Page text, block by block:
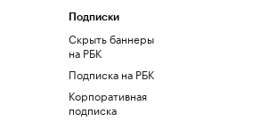
Подписки
Скрыть баннеры
на РБК
Подписка на РБК
Корпоративная
подписка